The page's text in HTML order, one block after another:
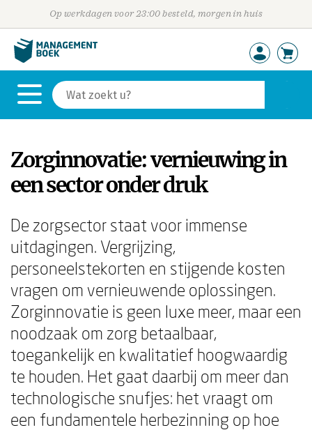
Op werkdagen voor 23:00 besteld, morgen in huis
Zorginnovatie: vernieuwing in
een sector onder druk
De zorgsector staat voor immense
uitdagingen. Vergrijzing,
personeelstekorten en stijgende kosten
vragen om vernieuwende oplossingen.
Zorginnovatie is geen luxe meer, maar een
noodzaak om zorg betaalbaar,
toegankelijk en kwalitatief hoogwaardig
te houden. Het gaat daarbij om meer dan
technologische snufjes: het vraagt om
een fundamentele herbezinning op hoe